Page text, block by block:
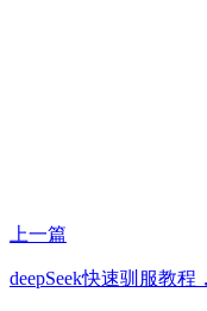
上一篇
deepSeek快速驯服教